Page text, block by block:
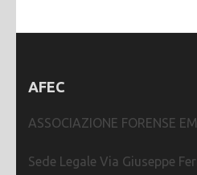
AFEC
ASSOCIAZIONE FORENSE
Sede Legale Via Giuseppe